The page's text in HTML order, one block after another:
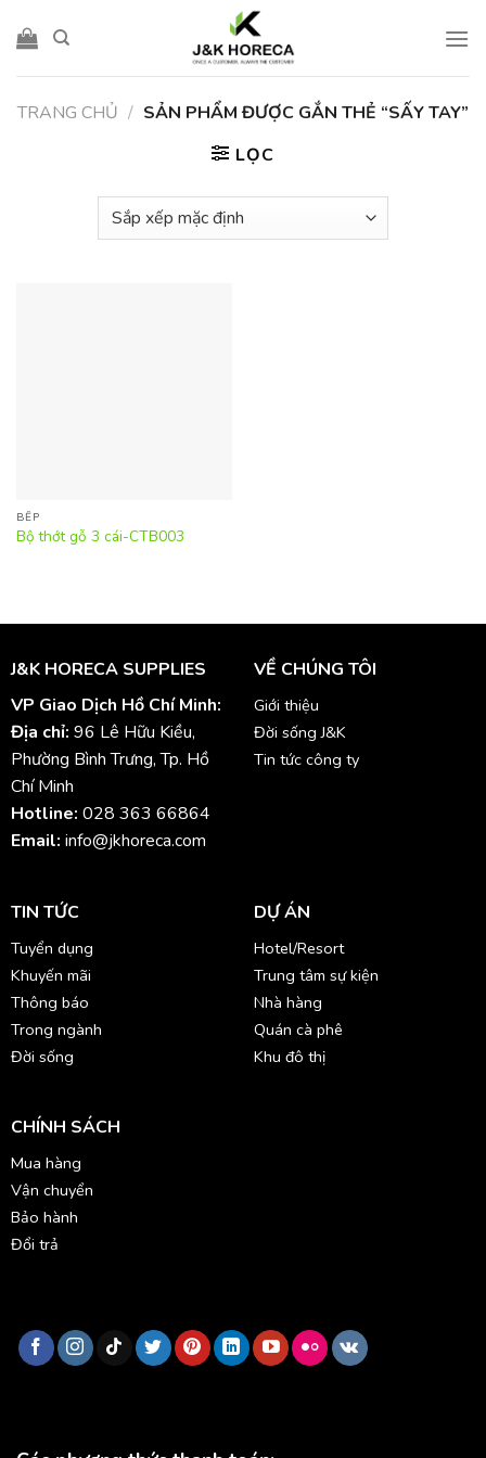
TRANG CHỦ / SẢN PHẨM ĐƯỢC GẮN THẺ “SẤY TAY”
LỌC
BẾP
Bộ thớt gỗ 3 cái-CTB003
J&K HORECA SUPPLIES
VP Giao Dịch Hồ Chí Minh:
Địa chỉ: 96 Lê Hữu Kiều,
Phường Bình Trưng, Tp. Hồ
Chí Minh
Hotline: 028 363 66864
Email: info@jkhoreca.com
VỀ CHÚNG TÔI
Giới thiệu
Đời sống J&K
Tin tức công ty
TIN TỨC
Tuyển dụng
Khuyến mãi
Thông báo
Trong ngành
Đời sống
DỰ ÁN
Hotel/Resort
Trung tâm sự kiện
Nhà hàng
Quán cà phê
Khu đô thị
CHÍNH SÁCH
Mua hàng
Vận chuyển
Bảo hành
Đổi trả